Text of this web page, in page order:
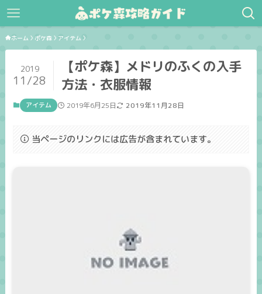
ホーム ポケ森 アイテム
【ポケ森】メドリのふくの入手
方法・衣服情報
2019
11/28
アイテム 2019年6月25日 2019年11月28日
当ページのリンクには広告が含まれています。